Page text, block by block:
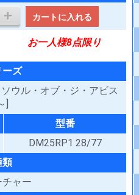
カートに入れる
お一人様8点限り
ーズ
ウル・オブ・ジ・アビス
]
型番
DM25RP1 28/77
類
チャー